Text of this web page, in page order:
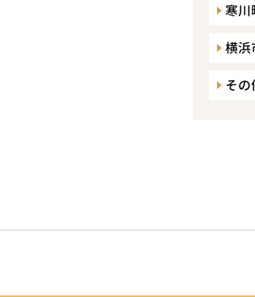
寒川
横浜
その